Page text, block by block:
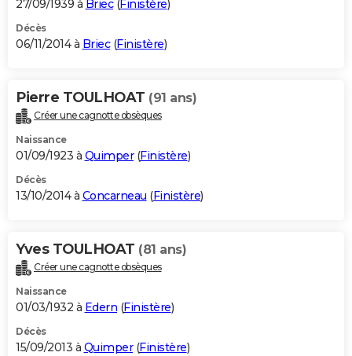
27/09/1939 à Briec(Finistère)
Décès
06/11/2014 à Briec(Finistère)
Pierre TOULHOAT (91 ans)
Créer une cagnotte obsèques
Naissance
01/09/1923 à Quimper(Finistère)
Décès
13/10/2014 à Concarneau (Finistère)
Yves TOULHOAT (81 ans)
Créer une cagnotte obsèques
Naissance
01/03/1932 à Edern (Finistère)
Décès
15/09/2013 à Quimper(Finistère)